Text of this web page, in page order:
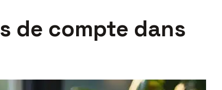
de compte dans